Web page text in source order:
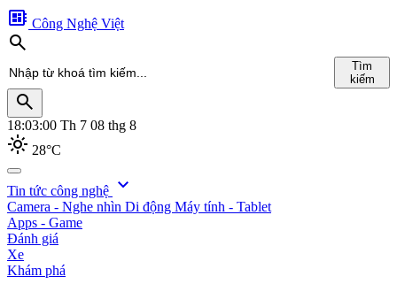
developer_board Công Nghệ Việt
search
Tìm
kiếm
search
18:03:01 Th 7 08 thg 8
light_mode 28°C
search
Tin tức công nghệ expand_more
Camera - Nghe nhìn Di động Máy tính - Tablet
Apps - Game
Đánh giá
Xe
Khám phá